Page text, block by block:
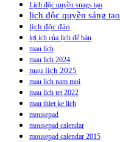
Lịch độc quyền snags tạo
lịch độc quyền sáng tạo
lịch độc đáo
lợi ích của lịch để bàn
mau lich
mau lich 2024
mau lich 2025
mau lich nam moi
mau lich tet 2022
mau thiet ke lich
mousepad
mousepad calendar
mousepad calendar 2015